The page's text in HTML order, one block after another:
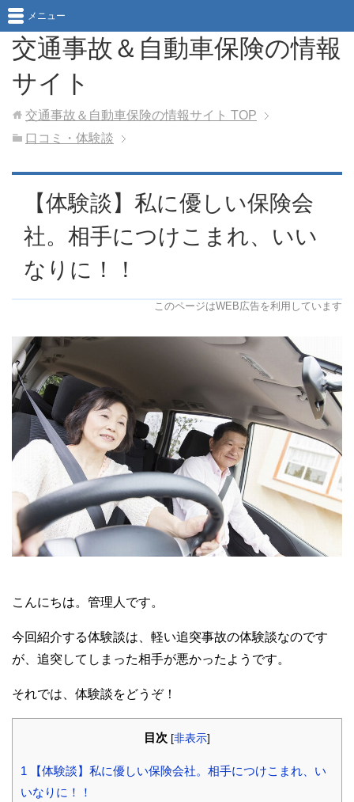
交通事故＆自動車保険の情報
サイト
メニュー
交通事故＆自動車保険の情報サイト TOP
口コミ・体験談
【体験談】私に優しい保険会
社。相手につけこまれ、いい
なりに！！
このページはWEB広告を利用しています
こんにちは。管理人です。
今回紹介する体験談は、軽い追突事故の体験談なのです
が、追突してしまった相手が悪かったようです。
それでは、体験談をどうぞ！
目次 [非表示]
1 【体験談】私に優しい保険会社。相手につけこまれ、い
いなりに！！